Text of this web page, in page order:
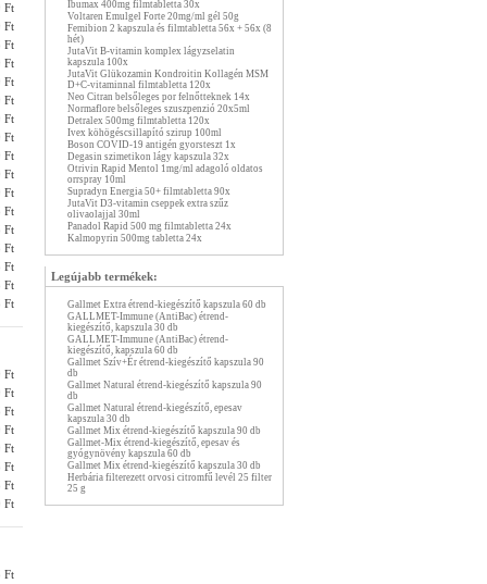
Ft
Ft
Ft
Ft
Ft
Ft
Ft
Ft
Ft
Ft
Ft
Ft
Ft
Ft
Ft
Ft
Ft
Ft
Ft
Ft
Ft
Ft
Ft
Ft
Ft
Ft
Ibumax 400mg filmtabletta 30x
Voltaren Emulgel Forte 20mg/ml gél 50g
Femibion 2 kapszula és filmtabletta 56x + 56x (8
hét)
JutaVit B-vitamin komplex lágyzselatin
kapszula 100x
JutaVit Glükozamin Kondroitin Kollagén MSM
D+C-vitaminnal filmtabletta 120x
Neo Citran belsőleges por felnőtteknek 14x
Normaflore belsőleges szuszpenzió 20x5ml
Detralex 500mg filmtabletta 120x
Ivex köhögéscsillapító szirup 100ml
Boson COVID-19 antigén gyorsteszt 1x
Degasin szimetikon lágy kapszula 32x
Otrivin Rapid Mentol 1mg/ml adagoló oldatos
orrspray 10ml
Supradyn Energia 50+ filmtabletta 90x
JutaVit D3-vitamin cseppek extra szűz
olivaolajjal 30ml
Panadol Rapid 500 mg filmtabletta 24x
Kalmopyrin 500mg tabletta 24x
Legújabb termékek:
Gallmet Extra étrend-kiegészítő kapszula 60 db
GALLMET-Immune (AntiBac) étrend-
kiegészítő, kapszula 30 db
GALLMET-Immune (AntiBac) étrend-
kiegészítő, kapszula 60 db
Gallmet Szív+Ér étrend-kiegészítő kapszula 90
db
Gallmet Natural étrend-kiegészítő kapszula 90
db
Gallmet Natural étrend-kiegészítő, epesav
kapszula 30 db
Gallmet Mix étrend-kiegészítő kapszula 90 db
Gallmet-Mix étrend-kiegészítő, epesav és
gyógynövény kapszula 60 db
Gallmet Mix étrend-kiegészítő kapszula 30 db
Herbária filterezett orvosi citromfű levél 25 filter
25 g